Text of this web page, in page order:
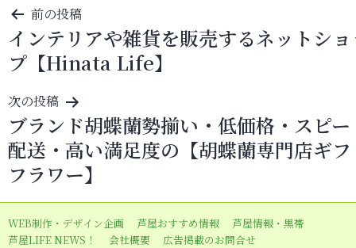
投
稿
ナ
ビ
ゲ
ー
シ
ョ
ン
前の投稿
インテリアや雑貨を販売するネットシ
プ【Hinata Life】
次の投稿
ブランド胡蝶蘭勢揃い・低価格・スピー
配送・高い満足度の【胡蝶蘭専門店ギ
フラワー】
WEB制作・デザイン企画 芦屋おすすめ情報
芦屋情報・黒帯
芦屋LIFE NEWS！
会社概要 広告掲載のお問合せ